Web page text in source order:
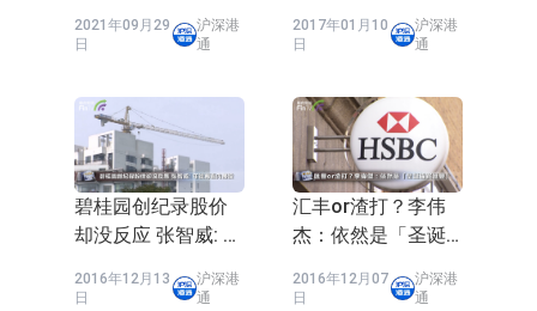
2021年09月29
日
沪深港
通
2017年01月10
日
沪深港
通
碧桂园创纪录股价
却没反应 张智威: 年
2016年12月13
日
沪深港
通
汇丰or渣打？李伟
杰：依然是「圣诞
2016年12月07
日
沪深港
通